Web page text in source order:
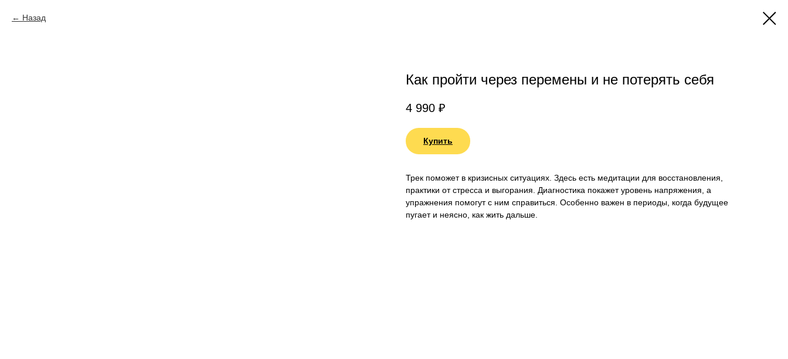
Назад
Как пройти через перемены и не потерять себя
4 990 ₽
Купить
Трек поможет в кризисных ситуациях. Здесь есть медитации для восстановления,
практики от стресса и выгорания. Диагностика покажет уровень напряжения, а
упражнения помогут с ним справиться. Особенно важен в периоды, когда будущее
пугает и неясно, как жить дальше.